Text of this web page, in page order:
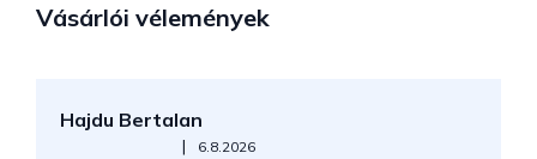
Vásárlói vélemények
Hajdu Bertalan
Az áruház értékelése 5-ből 5 csillag.
| 6.8.2026